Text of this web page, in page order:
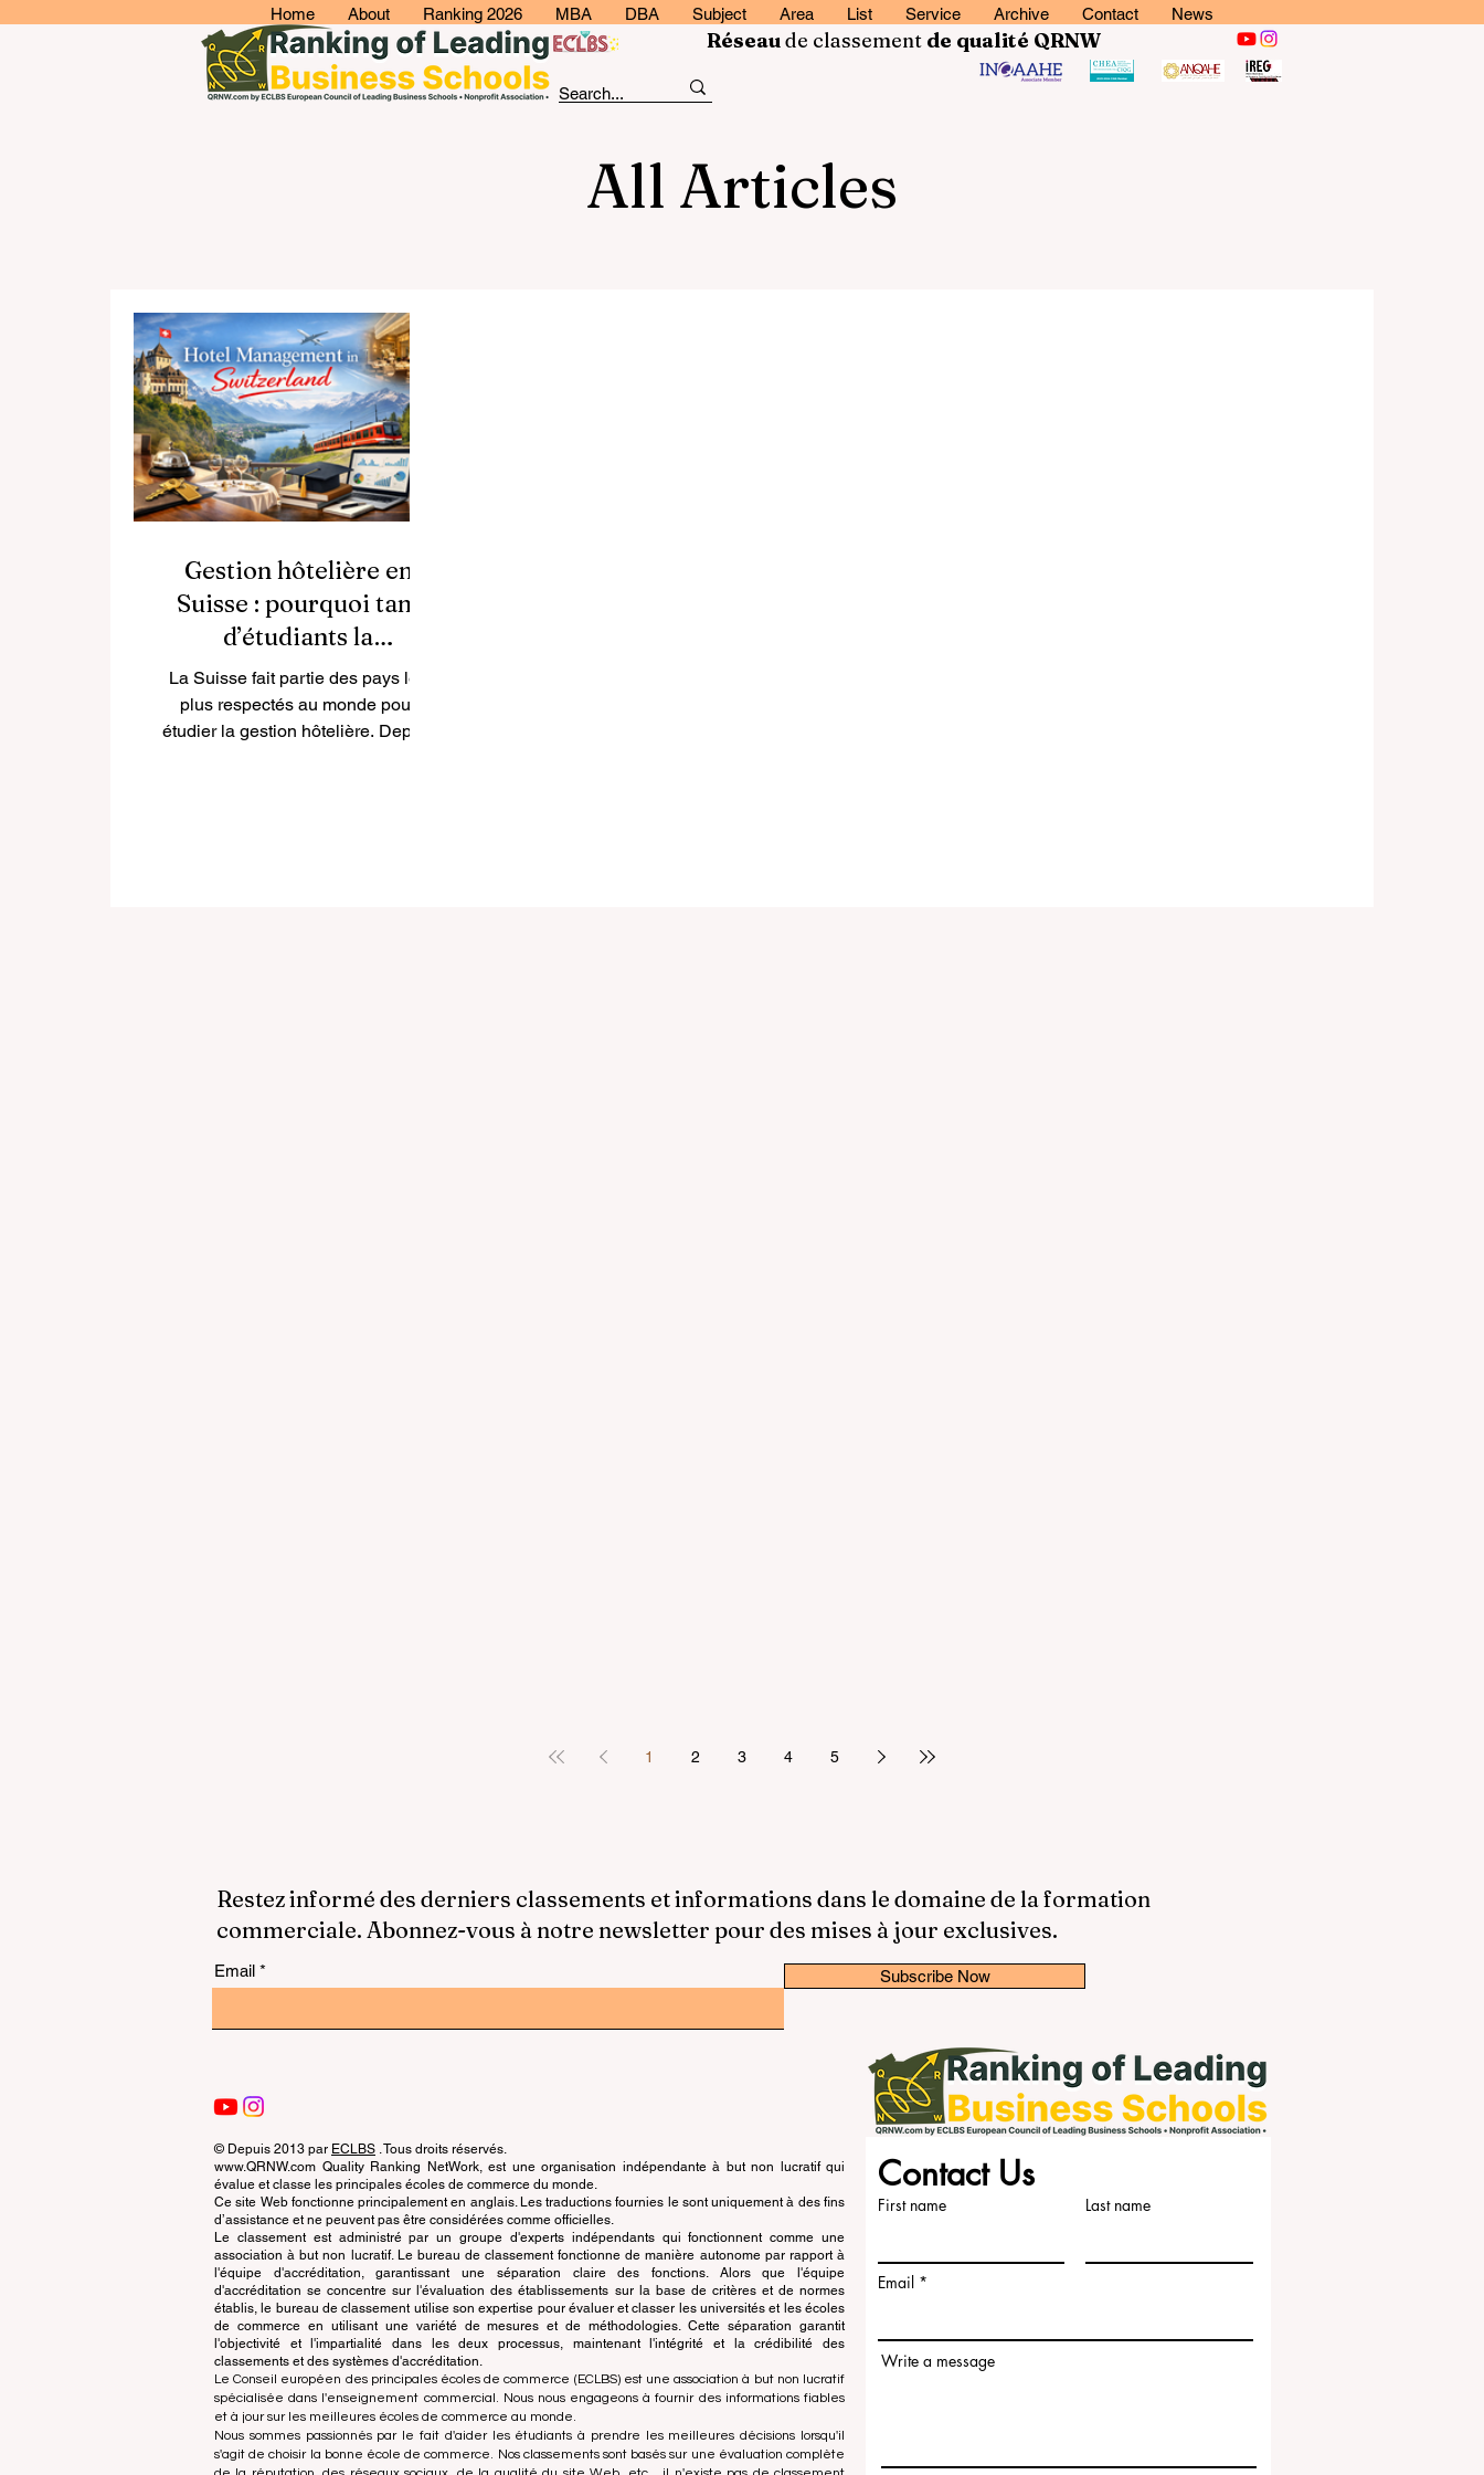
Home About Ranking 2026 MBA DBA Subject Area List Service Archive Contact News
Réseaude classement de qualité QRNW
All Articles
Gestion hôtelière en
Suisse : pourquoi tant
d’étudiants la
choisissent
La Suisse fait partie des pays les
plus respectés au monde pour
étudier la gestion hôtelière. Depuis
1 2 3 4 5
Restez informé des derniers classements et informations dans le domaine de la formation
commerciale. Abonnez-vous à notre newsletter pour des mises à jour exclusives.
Email Subscribe Now
© Depuis 2013 par ECLBS . Tous droits réservés.
www.QRNW.com Quality Ranking NetWork, est une organisation indépendante à but non lucratif qui
évalue et classe les principales écoles de commerce du monde.
Ce site Web fonctionne principalement en anglais. Les traductions fournies le sont uniquement à des fins
d’assistance et ne peuvent pas être considérées comme officielles.
Le classement est administré par un groupe d'experts indépendants qui fonctionnent comme une
association à but non lucratif. Le bureau de classement fonctionne de manière autonome par rapport à
l'équipe d'accréditation, garantissant une séparation claire des fonctions. Alors que l'équipe
d'accréditation se concentre sur l'évaluation des établissements sur la base de critères et de normes
établis, le bureau de classement utilise son expertise pour évaluer et classer les universités et les écoles
de commerce en utilisant une variété de mesures et de méthodologies. Cette séparation garantit
l'objectivité et l'impartialité dans les deux processus, maintenant l'intégrité et la crédibilité des
classements et des systèmes d'accréditation.
Le Conseil européen des principales écoles de commerce (ECLBS) est une association à but non lucratif
spécialisée dans l'enseignement commercial. Nous nous engageons à fournir des informations fiables
et à jour sur les meilleures écoles de commerce au monde.
Nous sommes passionnés par le fait d'aider les étudiants à prendre les meilleures décisions lorsqu'il
s'agit de choisir la bonne école de commerce. Nos classements sont basés sur une évaluation complète
Contact Us
First name Last name
Email
Write a message